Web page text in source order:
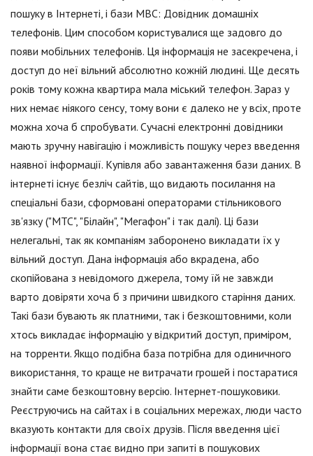
пошуку в Інтернеті, і бази МВС: Довідник домашніх
телефонів. Цим способом користувалися ще задовго до
появи мобільних телефонів. Ця інформація не засекречена, і
доступ до неї вільний абсолютно кожній людині. Ще десять
років тому кожна квартира мала міський телефон. Зараз у
них немає ніякого сенсу, тому вони є далеко не у всіх, проте
можна хоча б спробувати. Сучасні електронні довідники
мають зручну навігацію і можливість пошуку через введення
наявної інформації. Купівля або завантаження бази даних. В
інтернеті існує безліч сайтів, що видають посилання на
спеціальні бази, сформовані операторами стільникового
зв'язку ("МТС", "Білайн", "Мегафон" і так далі). Ці бази
нелегальні, так як компаніям заборонено викладати їх у
вільний доступ. Дана інформація або вкрадена, або
скопійована з невідомого джерела, тому їй не завжди
варто довіряти хоча б з причини швидкого старіння даних.
Такі бази бувають як платними, так і безкоштовними, коли
хтось викладає інформацію у відкритий доступ, приміром,
на торренти. Якщо подібна база потрібна для одиничного
використання, то краще не витрачати грошей і постаратися
знайти саме безкоштовну версію. Інтернет-пошуковики.
Реєструючись на сайтах і в соціальних мережах, люди часто
вказують контакти для своїх друзів. Після введення цієї
інформації вона стає видно при запиті в пошукових